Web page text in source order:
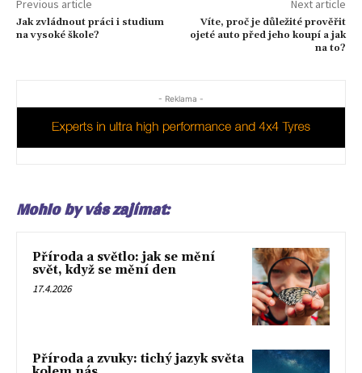
Previous article
Jak zvládnout práci i studium
na vysoké škole?
Next article
Víte, proč je důležité prověřit
ojeté auto před jeho koupí a jak
na to?
- Reklama -
Mohlo by vás zajímat:
Příroda a světlo: jak se mění
svět, když se mění den
17.4.2026
Příroda a zvuky: tichý jazyk světa